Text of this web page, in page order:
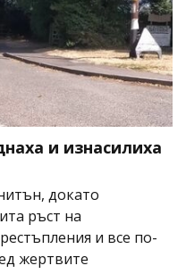
и изнасилиха
докато
ръст на
и все по-
жертвите